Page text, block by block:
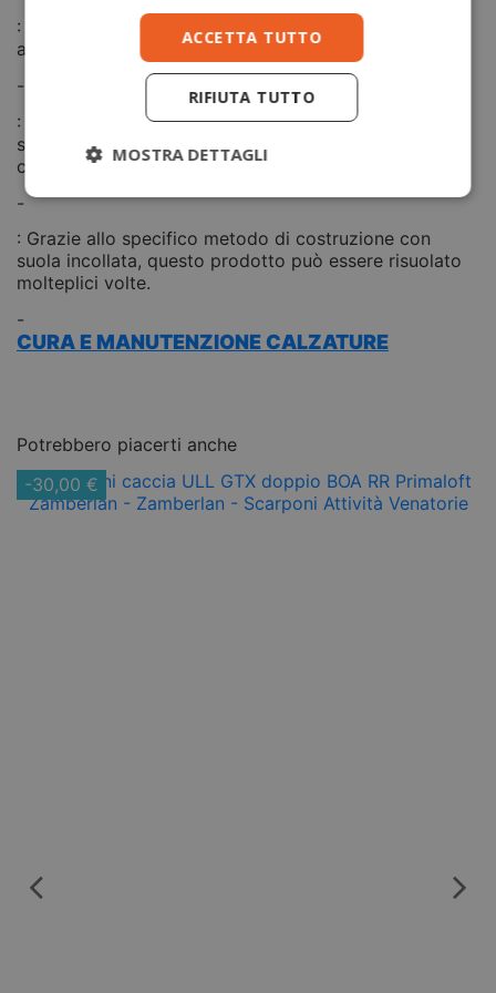
: Uso di diversi materiali con ampio effetto
ammortizzante e stabilizzante nella zone del tallone
-
: Speciale metodo di modelleria e costruzione e una
scelta specifica di componenti per ottimizzare il
comfort e la traspirazione della scarpa.
-
: Grazie allo specifico metodo di costruzione con
suola incollata, questo prodotto può essere risuolato
molteplici volte.
-
CURA E MANUTENZIONE CALZATURE
Potrebbero piacerti anche
-30,00 €
ACCETTA TUTTO
RIFIUTA TUTTO
MOSTRA DETTAGLI